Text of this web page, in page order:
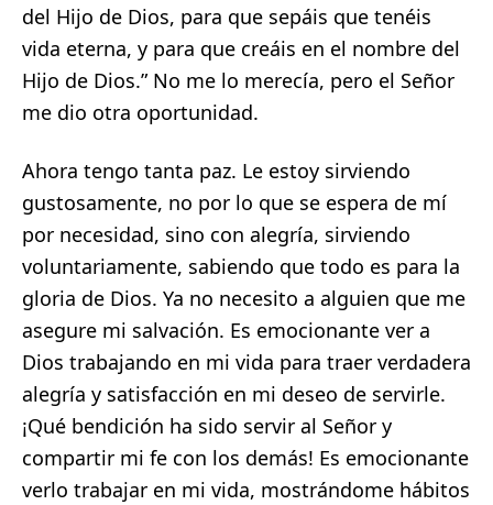
del Hijo de Dios, para que sepáis que tenéis
vida eterna, y para que creáis en el nombre del
Hijo de Dios.” No me lo merecía, pero el Señor
me dio otra oportunidad.
Ahora tengo tanta paz. Le estoy sirviendo
gustosamente, no por lo que se espera de mí
por necesidad, sino con alegría, sirviendo
voluntariamente, sabiendo que todo es para la
gloria de Dios. Ya no necesito a alguien que me
asegure mi salvación. Es emocionante ver a
Dios trabajando en mi vida para traer verdadera
alegría y satisfacción en mi deseo de servirle.
¡Qué bendición ha sido servir al Señor y
compartir mi fe con los demás! Es emocionante
verlo trabajar en mi vida, mostrándome hábitos